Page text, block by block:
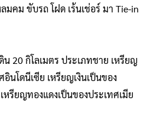
คม ขับรถ โฝด เร้นเช่อร์ มา Tie-in
20 กิโลเมตร ประเภทชาย เหรียญ
นโดนีเซีย เหรียญเงินเป็นของ
หรียญทองแดงเป็นของประเทศเมีย